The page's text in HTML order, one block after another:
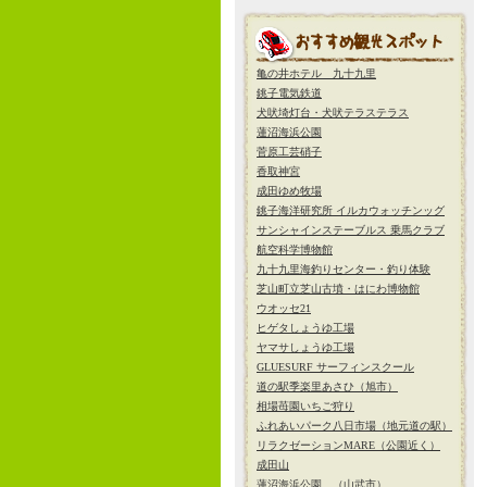
亀の井ホテル 九十九里
銚子電気鉄道
犬吠埼灯台・犬吠テラステラス
蓮沼海浜公園
菅原工芸硝子
香取神宮
成田ゆめ牧場
銚子海洋研究所 イルカウォッチンッグ
サンシャインステーブルス 乗馬クラブ
航空科学博物館
九十九里海釣りセンター・釣り体験
芝山町立芝山古墳・はにわ博物館
ウオッセ21
ヒゲタしょうゆ工場
ヤマサしょうゆ工場
GLUESURF サーフィンスクール
道の駅季楽里あさひ（旭市）
相場苺園いちご狩り
ふれあいパーク八日市場（地元道の駅）
リラクゼーションMARE（公園近く）
成田山
蓮沼海浜公園 （山武市）